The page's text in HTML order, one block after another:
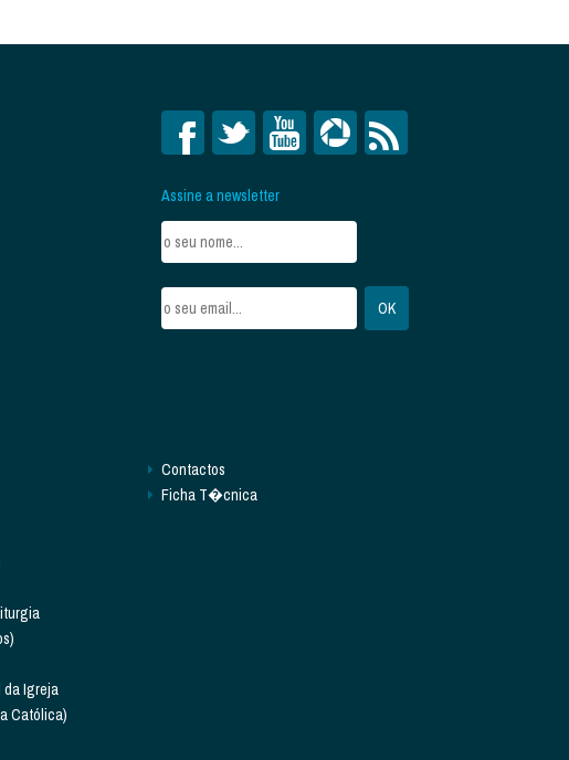
Assine a newsletter
da Igreja
Católica)
Contactos
Ficha T�cnica